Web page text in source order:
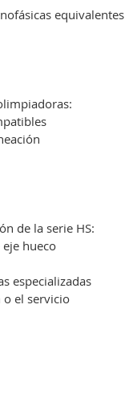
equivalentes
de la serie HS:
hueco
especializadas
el servicio